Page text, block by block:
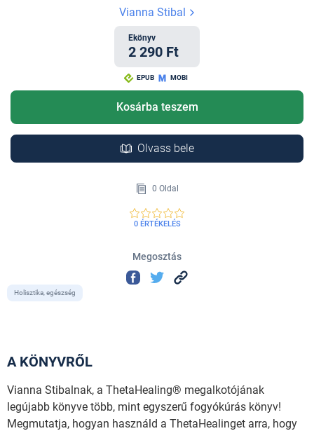
Vianna Stibal
Ekönyv
2 290 Ft
EPUB MOBI
Kosárba teszem
Olvass bele
0 Oldal
0 ÉRTÉKELÉS
Megosztás
Holisztika, egészség
A KÖNYVRŐL
Vianna Stibalnak, a ThetaHealing® megalkotójának
legújabb könyve több, mint egyszerű fogyókúrás könyv!
Megmutatja, hogyan használd a ThetaHealinget arra, hogy